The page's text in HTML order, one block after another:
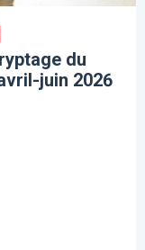
du
juin 2026